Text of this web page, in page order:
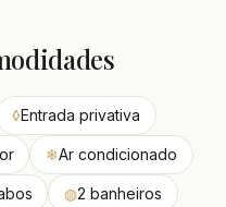
◊Entrada privativa
❄Ar condicionado
◍2 banheiros